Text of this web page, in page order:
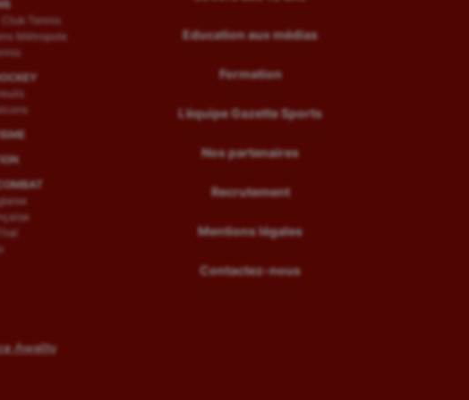
Tennis
Métropole
Education aux médias
Formation
L’équipe Gazette Sports
Nos partenaires
Recrutement
Mentions légales
Contactez-nous
Awelty